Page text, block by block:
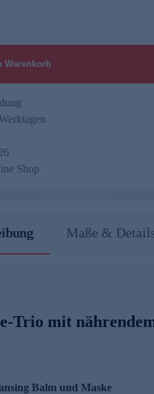
Warenkorb
Shop
Maße &
Trio mit
Balm und Maske